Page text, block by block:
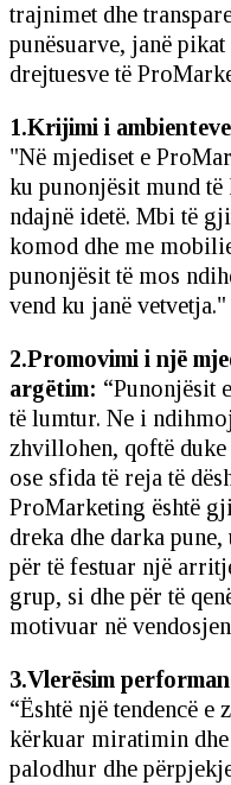
trajnimet dhe
punësuarve, janë
drejtuesve të
1.Krijimi i
"Në mjediset e
ku punonjësit mund
ndajnë idetë. Mbi të
komod dhe me
punonjësit të mos
vend ku janë vetvetja."
2.Promovimi i një
argëtim: “Punonjësit
të lumtur. Ne i
zhvillohen, qoftë
ose sfida të reja të
ProMarketing është
dreka dhe darka
për të festuar një
grup, si dhe për të
motivuar në
3.Vlerësim
“Është një tendencë e
kërkuar miratimin
palodhur dhe